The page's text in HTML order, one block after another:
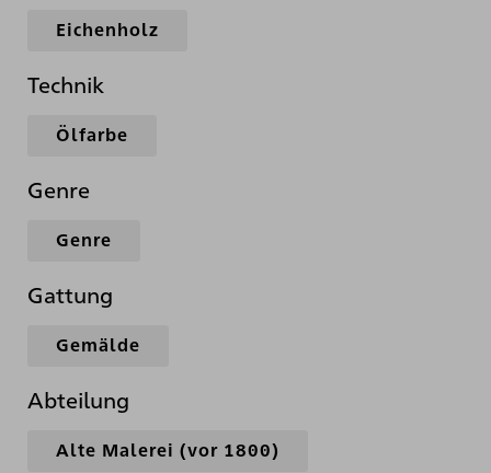
Eichenholz
Technik
Ölfarbe
Genre
Genre
Gattung
Gemälde
Abteilung
Alte Malerei (vor 1800)